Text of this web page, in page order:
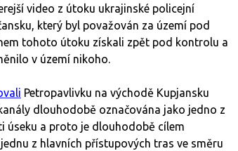
video z útoku ukrajinské policejní
který byl považován za území pod
tohoto útoku získali zpět pod kontrolu a
v území nikoho.
Petropavlivku na východě Kupjansku
dlouhodobě označována jako jedno z
úseku a proto je dlouhodobě cílem
z hlavních přístupových tras ve směru